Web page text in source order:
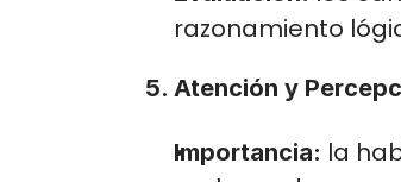
razonamiento
5. Atención y
Importancia: la